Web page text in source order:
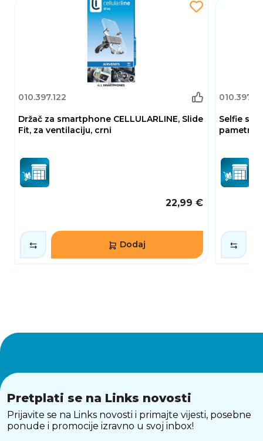
010.397.122
Držač za smartphone CELLULARLINE, Slide
Fit, za ventilaciju, crni
22,99 €
Dodaj
Selfie
pametno
Pretplati se na Links novosti
Prijavite se na Links novosti i primajte vijesti, posebne
ponude i promocije izravno u svoj inbox!